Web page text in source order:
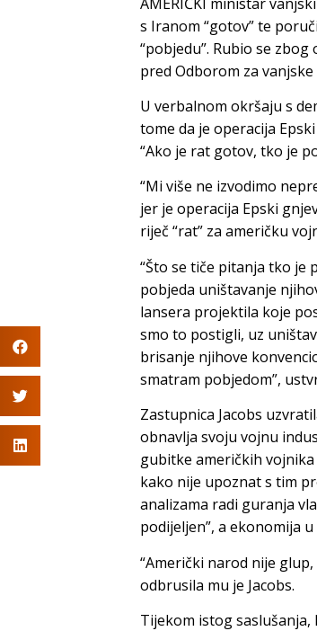
s Iranom “gotov” te
“pobjedu”. Rubio se
pred Odborom za
U verbalnom okršaju s
tome da je operacija
“Ako je rat gotov, tko je
“Mi više ne izvodimo
jer je operacija Epski
riječ “rat” za američku
“Što se tiče pitanja tko je
pobjeda uništavanje
lansera projektila koje
smo to postigli, uz
brisanje njihove
smatram pobjedom”,
Zastupnica Jacobs
obnavlja svoju vojnu
gubitke američkih
kako nije upoznat s tim
analizama radi guranja
podijeljen”, a ekonomija
“Američki narod nije
odbrusila mu je Jacobs.
Tijekom istog